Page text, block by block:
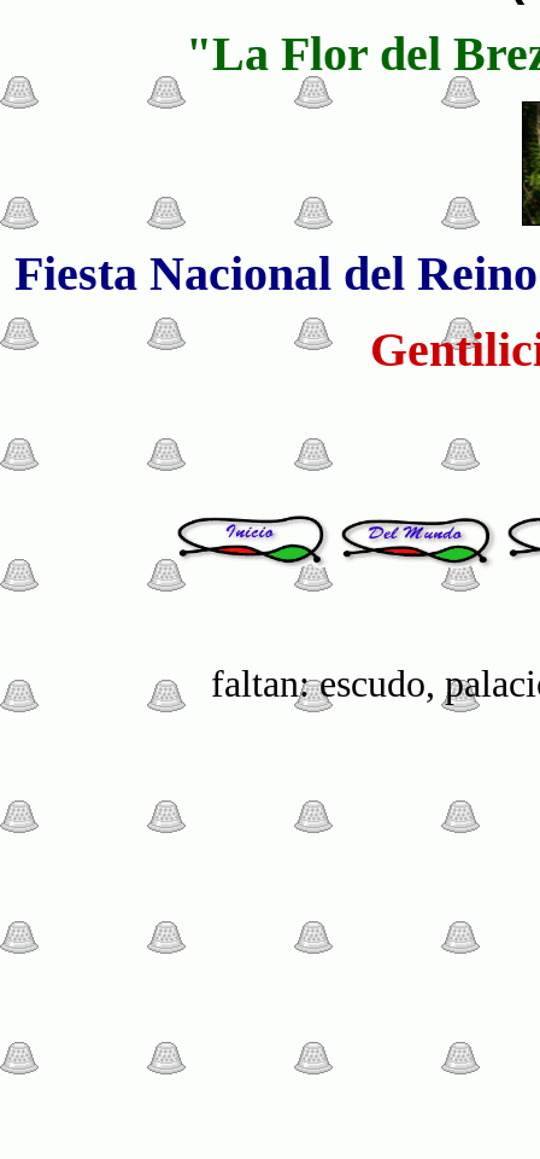
"La Flor del
Fiesta Nacional del
faltan: escudo,